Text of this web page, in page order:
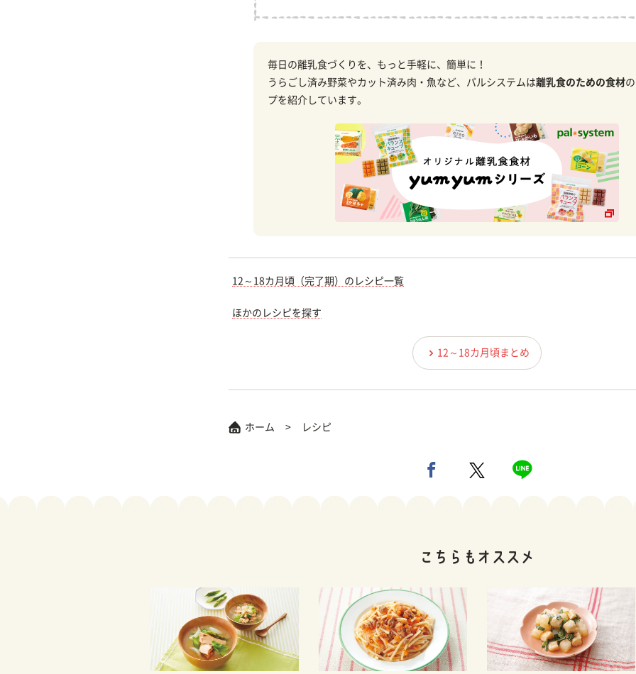
毎日の離乳食づくりを、もっと手軽に、簡単に！
うらごし済み野菜やカット済み肉・魚など、パルシステムは離乳食のための食材
プを紹介しています。
12～18カ月頃（完了期）のレシピ一覧
ほかのレシピを探す
12～18カ月頃まとめ
ホーム レシピ